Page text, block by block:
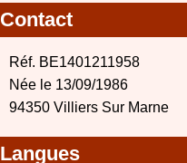
Contact
Réf. BE1401211958
Née le 13/09/1986
94350 Villiers Sur Marne
Langues